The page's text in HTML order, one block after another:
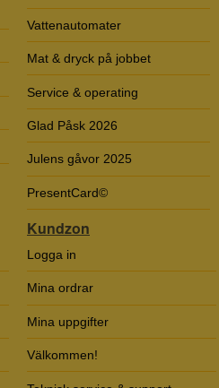
Vattenautomater
Mat & dryck på jobbet
Service & operating
Glad Påsk 2026
Julens gåvor 2025
PresentCard©
Kundzon
Logga in
Mina ordrar
Mina uppgifter
Välkommen!